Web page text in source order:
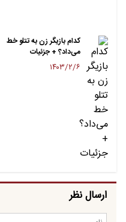
کدام بازیگر زن به تتلو خط
می‌داد؟ + جزئیات
۱۴۰۳/۲/۶
ارسال نظر